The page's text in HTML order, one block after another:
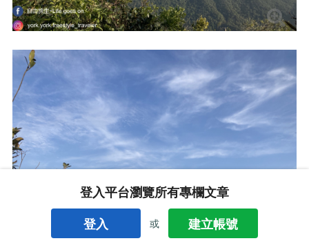
登入平台瀏覽所有專欄文章
登入 或 建立帳號